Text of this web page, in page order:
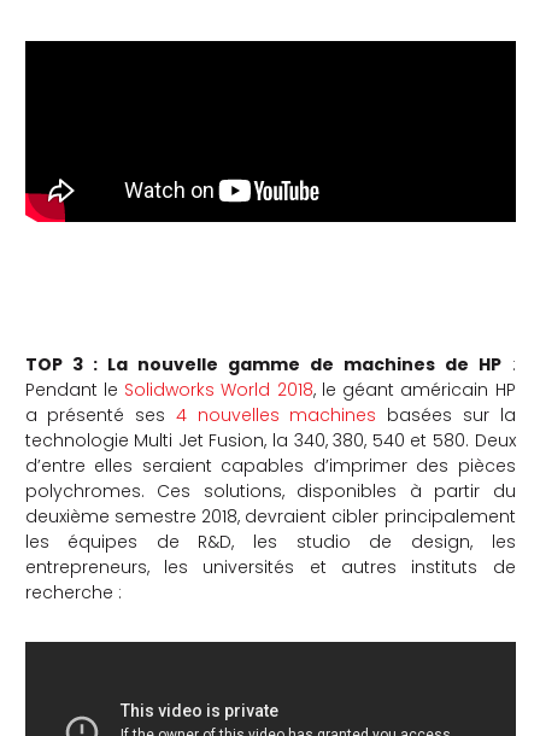
TOP 3 : La nouvelle gamme de machines de HP :
Pendant le Solidworks World 2018, le géant américain HP
a présenté ses 4 nouvelles machines basées sur la
technologie Multi Jet Fusion, la 340, 380, 540 et 580. Deux
d’entre elles seraient capables d’imprimer des pièces
polychromes. Ces solutions, disponibles à partir du
deuxième semestre 2018, devraient cibler principalement
les équipes de R&D, les studio de design, les
entrepreneurs, les universités et autres instituts de
recherche :